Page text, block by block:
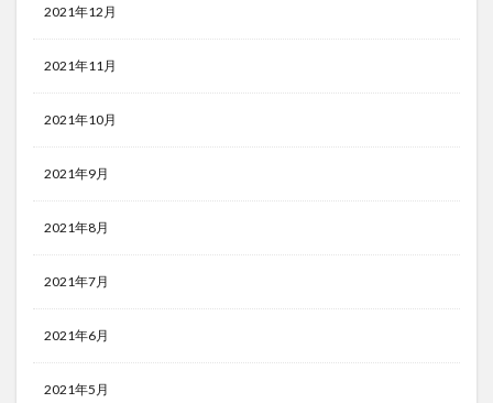
2021年12月
2021年11月
2021年10月
2021年9月
2021年8月
2021年7月
2021年6月
2021年5月